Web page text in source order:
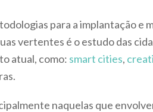
para a implantação e
vertentes é o estudo das
atual, como: smart cities,
naquelas que